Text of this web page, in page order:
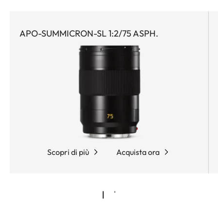
APO-SUMMICRON-SL 1:2/75 ASPH.
Scopri di più Acquista ora